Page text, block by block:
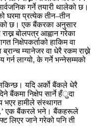
गर्ने तयारी थालेको छ।
घरमा प्रत्येक तीन–तीन
छ। एक बैंकरका अनुसार
राख्न बोलपत्र आह्वान गरेका
निक्षेपकर्ताको हाकिम वा
म्यानेजर वा धेरै रकम राख्ने
लाग्यो, के गर्ने भन्नेसम्मको
सकिन्छ। यदि अर्को बैंकले धेरै
बैंकमा निक्षेप सार्ने हँुदा
भएर हामीले संस्थागत
एक बैंकरले भने। बैंकहरूले
लिएर जाने गरेको पनि ती